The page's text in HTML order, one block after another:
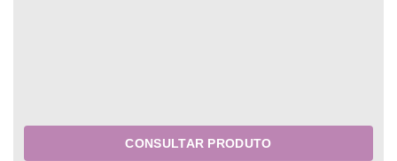
CONSULTAR PRODUTO